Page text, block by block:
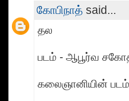
கோபிநாத் said...
தல
படம் - ஆபூர்வ
கலைஞானியின்